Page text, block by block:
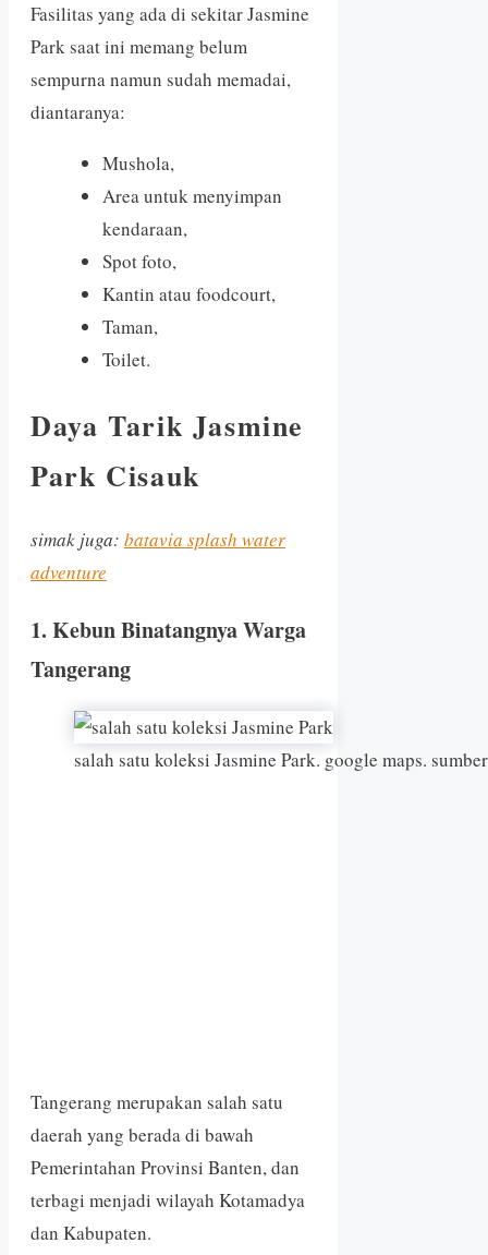
Fasilitas yang ada di sekitar Jasmine
Park saat ini memang belum
sempurna namun sudah memadai,
diantaranya:
Mushola,
Area untuk menyimpan
kendaraan,
Spot foto,
Kantin atau foodcourt,
Taman,
Toilet.
Daya Tarik Jasmine
Park Cisauk
simak juga: batavia splash water
adventure
1. Kebun Binatangnya Warga
Tangerang
salah satu koleksi Jasmine Park. google maps.
Tangerang merupakan salah satu
daerah yang berada di bawah
Pemerintahan Provinsi Banten, dan
terbagi menjadi wilayah Kotamadya
dan Kabupaten.